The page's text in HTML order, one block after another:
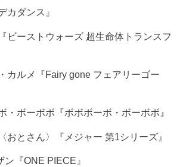
カダンス』
ビーストウォーズ 超生命体トランスフ
カルメ『Fairy gone フェアリーゴー
・ボーボボ『ボボボーボ・ボーボボ』
おとさん〉『メジャー 第1シリーズ』
『ONE PIECE』